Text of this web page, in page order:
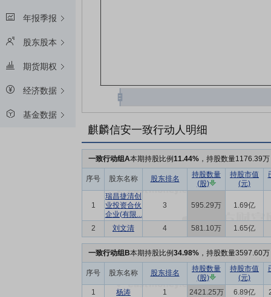
年报季报
股东股本
期货期权
经济数据
基金数据
麒麟信安一致行动人明细
一致行动组A本期持股比例11.44% ，持股数量1176.39万
序号 股东名称 股东排名
持股数量
(股)
持股市值
(元)
1
瑞昌捷清创
业投资合伙
企业(有限...
3 595.29万 1.69亿
2 刘文清 4 581.10万 1.65亿
一致行动组B本期持股比例34.98% ，持股数量3597.60万
序号 股东名称 股东排名
持股数量
(股)
持股市值
(元)
1 杨涛 1 2421.25万 6.89亿